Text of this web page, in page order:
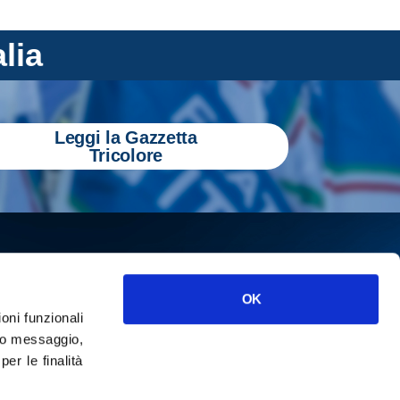
funzionali
messaggio,
le finalità
OK
Leggi la Gazzetta
Tricolore